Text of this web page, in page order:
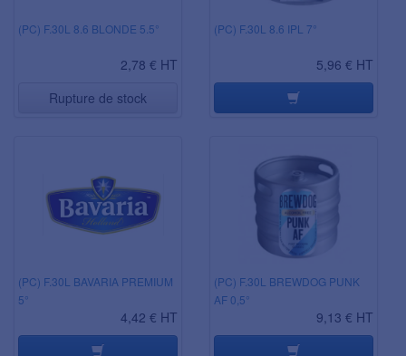
(PC) F.30L 8.6 BLONDE 5.5°
2,78 € HT
Rupture de stock
(PC) F.30L 8.6 IPL 7°
5,96 € HT
(PC) F.30L BAVARIA PREMIUM
5°
4,42 € HT
(PC) F.30L BREWDOG PUNK
AF 0,5°
9,13 € HT